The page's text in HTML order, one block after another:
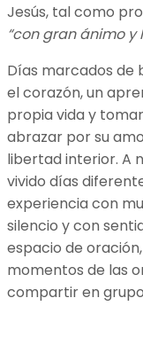
Jesús, tal como
“con gran ánimo y
Días marcados de
el corazón, un
propia vida y
abrazar por su
libertad interior. A
vivido días
experiencia con
silencio y con
espacio de
momentos de las
compartir en